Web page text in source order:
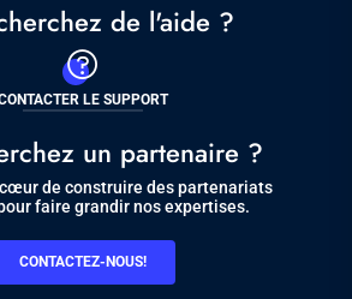
de l'aide ?
LE SUPPORT
un partenaire ?
de construire des partenariats
faire grandir nos expertises.
CONTACTEZ-NOUS!